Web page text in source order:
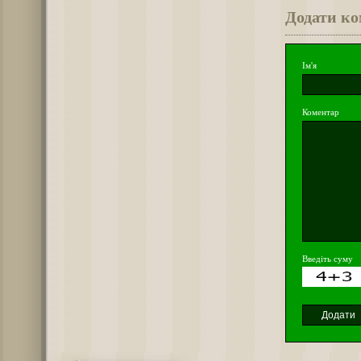
Додати
Ім'я
Коментар
Введіть суму